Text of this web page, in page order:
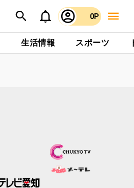
0P
生活情報 スポーツ